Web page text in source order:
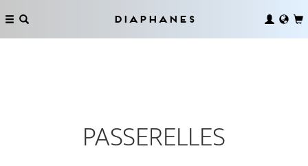
Diaphanes
PASSERELLES